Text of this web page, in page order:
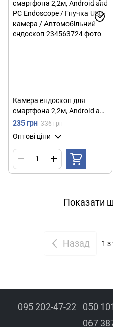
Камера ендоскоп для
смартфона 2,2м, Android and
PC Endoscope / Гнучка USB-
ендоскоп
235 грн 336 грн
Оптові ціни
Показати
Назад 1 з
095 202-47-22 050
067